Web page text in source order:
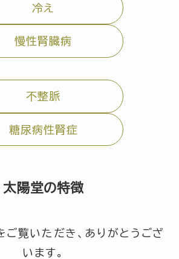
冷え
慢性腎臓病
不整脈
糖尿病性腎症
太陽堂の特徴
覧いただき、ありがとうござ
います。